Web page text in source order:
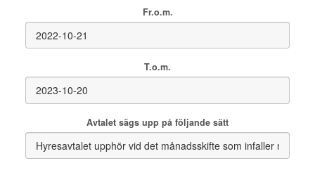
Fr.o.m.
T.o.m.
Avtalet sägs upp på följande sätt